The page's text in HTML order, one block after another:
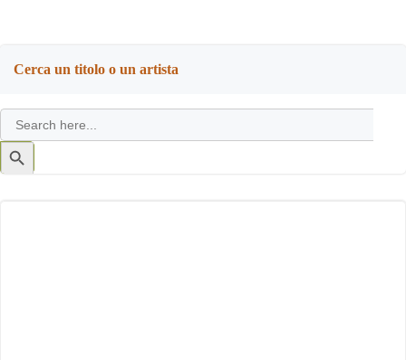
Cerca un titolo o un artista
Search
for:
Search
Button